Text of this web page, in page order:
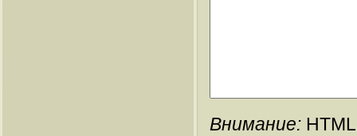
Внимание: